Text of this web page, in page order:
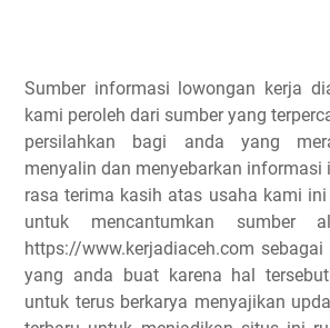
Sumber informasi lowongan kerja
kami peroleh dari sumber yang
persilahkan bagi anda yang
menyalin dan menyebarkan informasi
rasa terima kasih atas usaha kami
untuk mencantumkan sumber
https://www.kerjadiaceh.com
yang anda buat karena hal
untuk terus berkarya menyajikan